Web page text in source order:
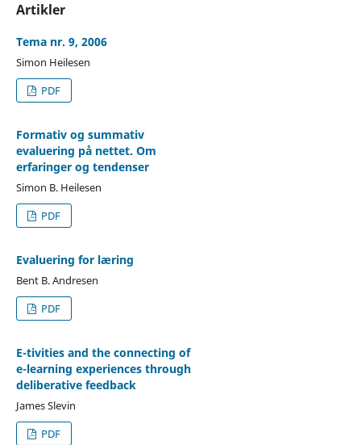
Artikler
Tema nr. 9, 2006
Simon Heilesen
PDF
Formativ og summativ
evaluering på nettet. Om
erfaringer og tendenser
Simon B. Heilesen
PDF
Evaluering for læring
Bent B. Andresen
PDF
E-tivities and the connecting of
e-learning experiences through
deliberative feedback
James Slevin
PDF